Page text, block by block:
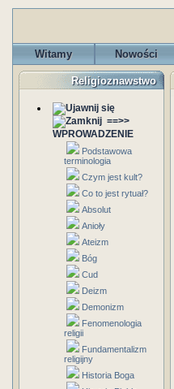
Witamy Nowości
Religioznawstwo
==>>
WPROWADZENIE
Podstawowa
terminologia
Czym jest kult?
Co to jest rytuał?
Absolut
Anioły
Ateizm
Bóg
Cud
Deizm
Demonizm
Fenomenologia
religii
Fundamentalizm
religijny
Historia Boga